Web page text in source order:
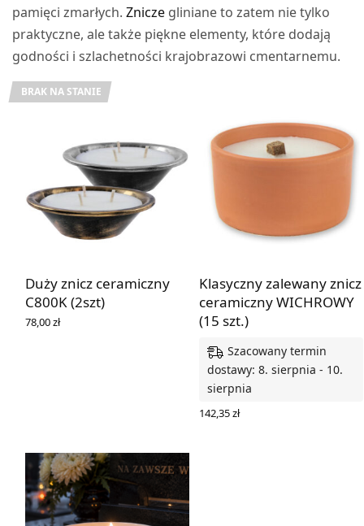
pamięci zmarłych.Znicze gliniane to zatem nie tylko
praktyczne, ale także piękne elementy, które dodają
godności i szlachetności krajobrazowi cmentarnemu.
BRAK NA STANIE
Duży znicz ceramiczny
C800K (2szt)
78,00zł
Klasyczny zalewany znicz
ceramiczny WICHROWY
(15 szt.)
Szacowany termin
dostawy: 8. sierpnia - 10.
sierpnia
142,35zł